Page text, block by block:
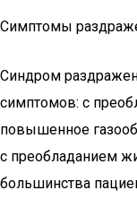
Симптомы
Синдром
симптомов: с
повышенное
с преобладанием
большинства